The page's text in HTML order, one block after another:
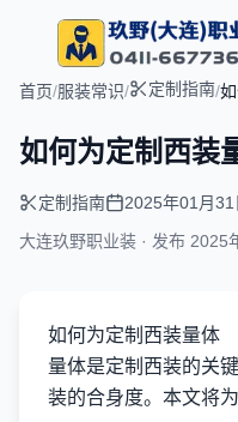
首页/服装常识/ 定制指南/
如何为定制西装
定制指南 2025年01月31
大连玖野职业装 · 发布 2025
如何为定制西装量体
量体是定制西装的关
装的合身度。本文将